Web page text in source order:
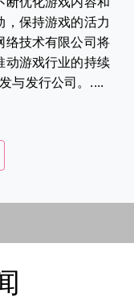
，保持游戏的活力
络技术有限公司将
动游戏行业的持续
与发行公司。....